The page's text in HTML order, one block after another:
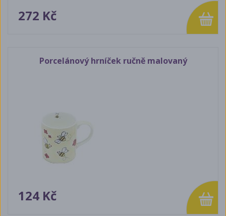
272 Kč
Porcelánový hrníček ručně malovaný
124 Kč